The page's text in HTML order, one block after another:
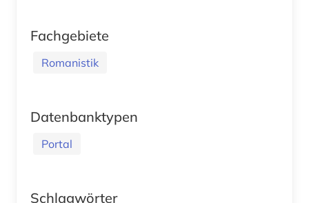
Fachgebiete
Romanistik
Datenbanktypen
Portal
Schlagwörter